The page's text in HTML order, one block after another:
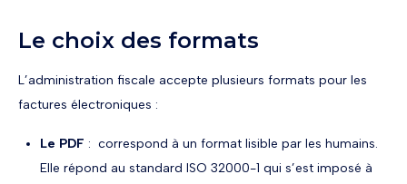
Le choix des formats
L’administration fiscale accepte plusieurs formats pour les
factures électroniques :
Le PDF : correspond à un format lisible par les humains.
Elle répond au standard ISO 32000-1 qui s’est imposé à